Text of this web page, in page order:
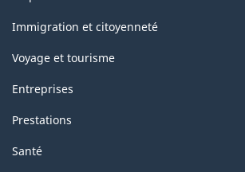
sujets
Immigration et citoyenneté
Voyage et tourisme
Entreprises
Prestations
Santé